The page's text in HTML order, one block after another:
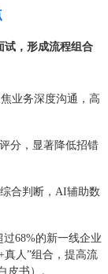
试，形成流程组合
业务深度沟通，高
分，显著降低招错
合判断，AI辅助数
过68%的新一线企业
人”组合，提高流
皮书）。